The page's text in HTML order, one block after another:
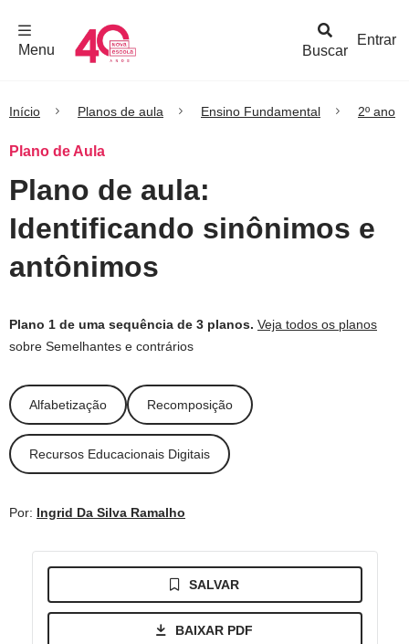
Buscar
Menu
Entrar
Início Planos de aula Ensino Fundamental 2º ano
Plano de Aula
Plano de aula:
Identificando sinônimos e
antônimos
Plano 1 de uma sequência de 3 planos. Veja todos os planos
sobre Semelhantes e contrários
Alfabetização Recomposição
Recursos Educacionais Digitais
Por: Ingrid Da Silva Ramalho
SALVAR
BAIXAR PDF